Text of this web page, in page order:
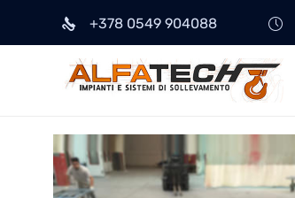
+378 0549 904088